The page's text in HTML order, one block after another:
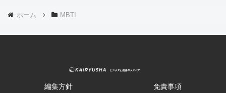
ホーム MBTI
編集方針 免責事項